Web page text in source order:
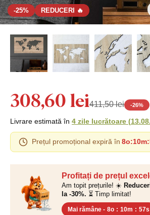
-25% REDUCERI 🔥
Profitați de prețul
Am topit prețurile! ☀️
la -30%. ⏳ Timp limitat!
Mai rămâne - 8o : 10m : 56s
308,60 lei411,50 lei -26%
Livrare estimată în 4 zile lucrătoare (
Prețul promoțional expiră în 8o:10m: